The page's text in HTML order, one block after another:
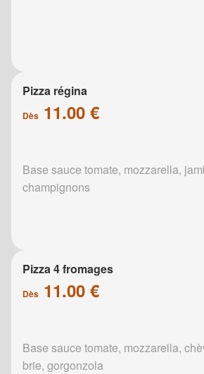
Pizza régina
Dès 11.00 €
Base sauce tomate, mozzarella,
champignons
Pizza 4 fromages
Dès 11.00 €
Base sauce tomate, mozzarella,
brie, gorgonzola